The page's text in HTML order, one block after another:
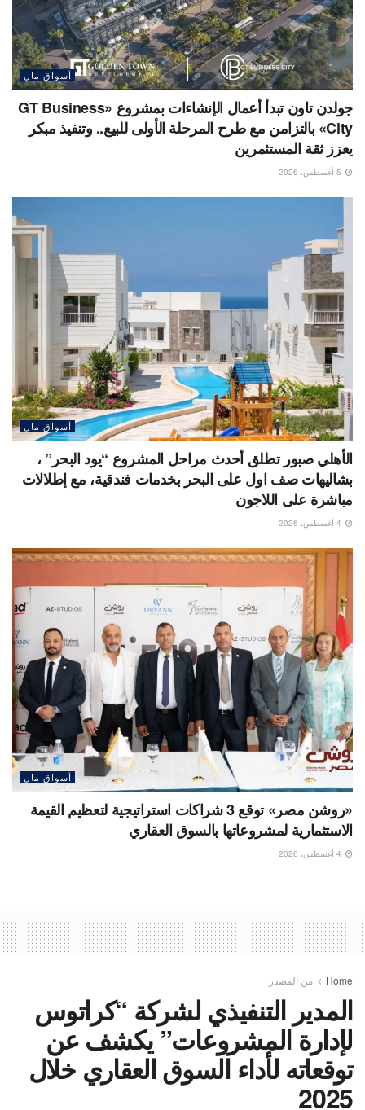
أسواق مال
جولدن تاون تبدأ أعمال الإنشاءات بمشروع «GT Business
City» بالتزامن مع طرح المرحلة الأولى للبيع.. وتنفيذ مبكر
يعزز ثقة المستثمرين
أسواق مال
الأهلي صبور تطلق أحدث مراحل المشروع “يود البحر” ،
بشاليهات صف اول على البحر بخدمات فندقية، مع إطلالات
مباشرة على اللاجون
أسواق مال
«روشن مصر» توقع 3 شراكات استراتيجية لتعظيم القيمة
الاستثمارية لمشروعاتها بالسوق العقاري
Home من المصدر
المدير التنفيذي لشركة “كراتوس
لإدارة المشروعات” يكشف عن
توقعاته لأداء السوق العقاري خلال
2025